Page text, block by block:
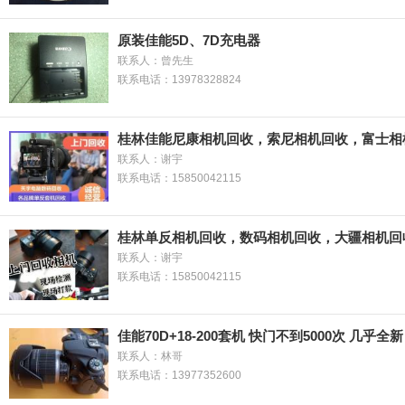
原装佳能5D、7D充电器
联系人：曾先生
联系电话：13978328824
桂林佳能尼康相机回收，索尼相机回收，富士
联系人：谢宇
联系电话：15850042115
桂林单反相机回收，数码相机回收，大疆相机回
联系人：谢宇
联系电话：15850042115
佳能70D+18-200套机 快门不到5000次 几乎全新
联系人：林哥
联系电话：13977352600